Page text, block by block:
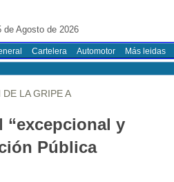
de Agosto de 2026
Cartelera Automotor Más leidas
DE LA GRIPE A
“excepcional y
Pública